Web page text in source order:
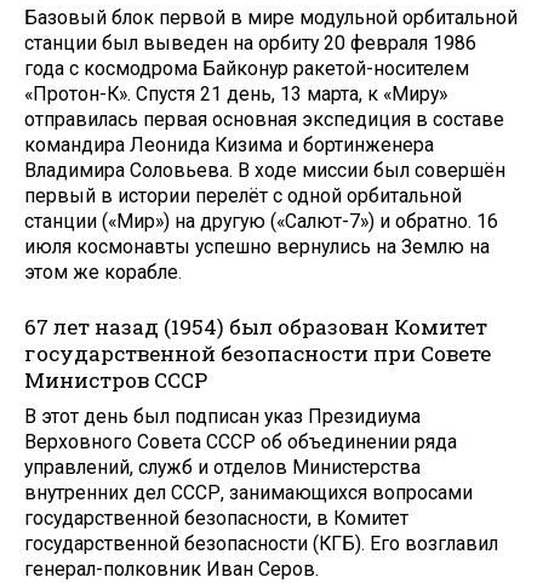
Базовый блок первой в мире модульной орбитальной
станции был выведен на орбиту 20 февраля 1986
года с космодрома Байконур ракетой-носителем
«Протон-К». Спустя 21 день, 13 марта, к «Миру»
отправилась первая основная экспедиция в составе
командира Леонида Кизима и бортинженера
Владимира Соловьева. В ходе миссии был совершён
первый в истории перелёт с одной орбитальной
станции («Мир») на другую («Салют-7») и обратно. 16
июля космонавты успешно вернулись на Землю на
этом же корабле.
67 лет назад (1954) был образован Комитет
государственной безопасности при Совете
Министров СССР
В этот день был подписан указ Президиума
Верховного Совета СССР об объединении ряда
управлений, служб и отделов Министерства
внутренних дел СССР, занимающихся вопросами
государственной безопасности, в Комитет
государственной безопасности (КГБ). Его возглавил
генерал-полковник Иван Серов.